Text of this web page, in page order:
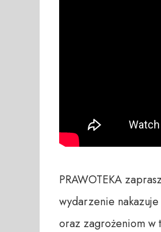
PRAWOTEKA
wydarzenie
oraz zagrożeniom w